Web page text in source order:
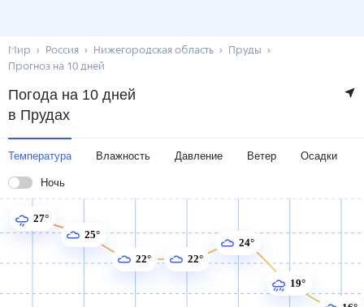
Мир Россия Нижегородская область
Пруды
Прогноз на 10 дней
Погода на 10 дней
в Прудах
Температура Влажность Давление Ветер Осадки
Ночь
27°
25°
22°
22°
24°
19°